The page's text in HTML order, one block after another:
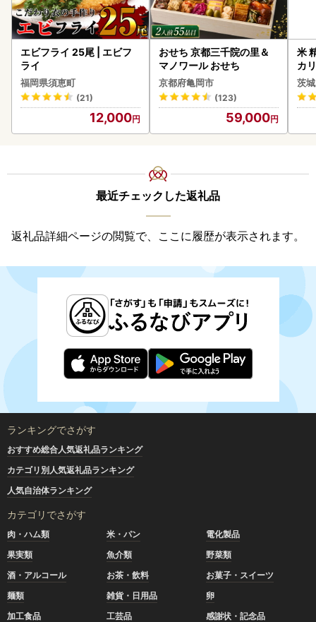
エビフライ 25尾 | エビフ
ライ
福岡県須恵町
(21)
12,000
おせち 京都三千院の里＆
マノワール おせち
京都府亀岡市
(123)
59,000
米
カ
茨
最近チェックした返礼品
返礼品詳細ページの閲覧で、ここに履歴が表示されます。
ランキングでさがす
おすすめ総合人気返礼品ランキング
カテゴリ別人気返礼品ランキング
人気自治体ランキング
カテゴリでさがす
肉・ハム類 米・パン
電化製品
果実類
魚介類
野菜類
酒・アルコール
お茶・飲料
お菓子・スイーツ
麺類
雑貨・日用品
卵
加工食品
工芸品
感謝状・記念品